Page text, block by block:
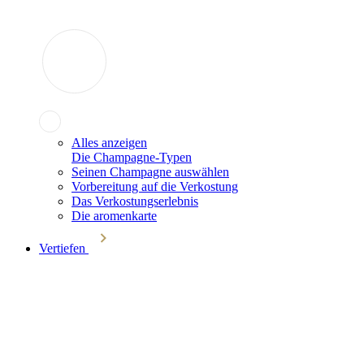
Alles anzeigen
Die Champagne-Typen
Seinen Champagne auswählen
Vorbereitung auf die Verkostung
Das Verkostungserlebnis
Die aromenkarte
Vertiefen